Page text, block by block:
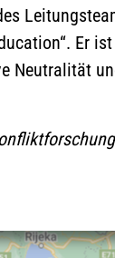
Er
Neutralität